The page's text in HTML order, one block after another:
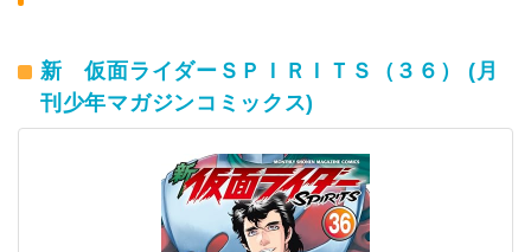
新 仮面ライダーＳＰＩＲＩＴＳ（３６） (月
刊少年マガジンコミックス)